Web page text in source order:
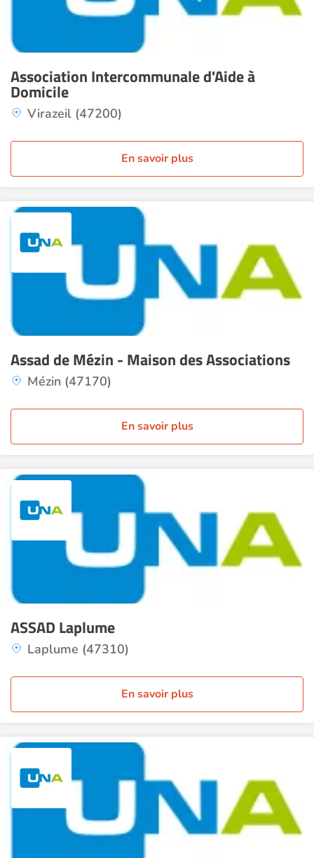
Association Intercommunale d'Aide à
Domicile
Virazeil (47200)
En savoir plus
Assad de Mézin - Maison des Associations
Mézin (47170)
En savoir plus
ASSAD Laplume
Laplume (47310)
En savoir plus